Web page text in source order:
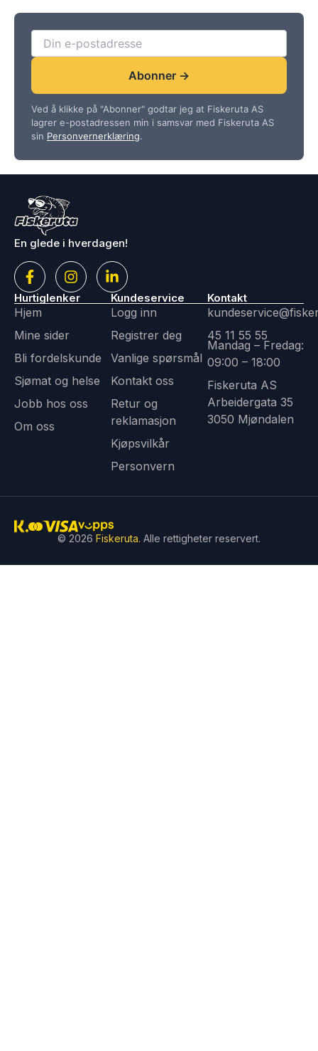
Abonner →
Ved å klikke på "Abonner" godtar jeg at Fiskeruta AS
lagrer e-postadressen min i samsvar med Fiskeruta AS
sin Personvernerklæring.
En glede i hverdagen!
Hurtiglenker
Hjem
Mine sider
Bli fordelskunde
Sjømat og helse
Jobb hos oss
Om oss
Kundeservice
Logg inn
Registrer deg
Vanlige spørsmål
Kontakt oss
Retur og
reklamasjon
Kjøpsvilkår
Personvern
Kontakt
45 11 55 55
Mandag – Fredag:
09:00 – 18:00
Fiskeruta AS
Arbeidergata 35
3050 Mjøndalen
© 2026 Fiskeruta. Alle rettigheter reservert.